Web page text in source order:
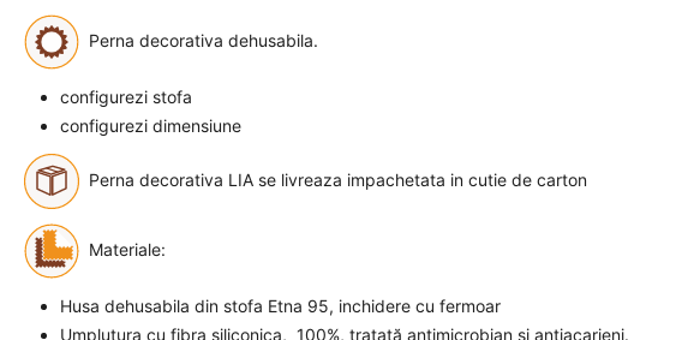
Perna decorativa dehusabila.
configurezi stofa
configurezi dimensiune
Perna decorativa LIA se livreaza impachetata in cutie de carton
Materiale:
Husa dehusabila din stofa Etna 95, inchidere cu fermoar
Umplutura cu fibra siliconica, 100%, tratată antimicrobian și antiacarieni.